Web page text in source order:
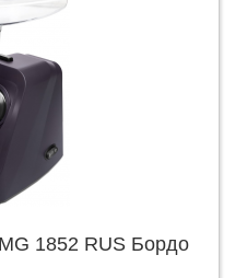
1852 RUS Бордо